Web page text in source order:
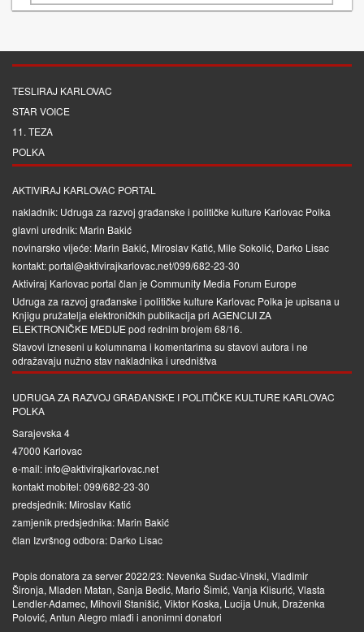
TESLIRAJ KARLOVAC
STAR VOICE
11. TEZA
POLKA
AKTIVIRAJ KARLOVAC PORTAL
nakladnik: Udruga za razvoj građanske i političke kulture Karlovac Polka
glavni urednik: Marin Bakić
novinarsko vijeće: Marin Bakić, Miroslav Katić, Mile Sokolić, Darko Lisac
kontakt: portal@aktivirajkarlovac.net/099/682-23-30
Aktiviraj Karlovac portal član je Community Media Forum Europe
Udruga za razvoj građanske i političke kulture Karlovac Polka je upisana u
Knjigu pružatelja elektroničkih publikacija pri AGENCIJI ZA
ELEKTRONIČKE MEDIJEpod rednim brojem 68/16.
Stavovi izneseni u kolumnama i komentarima su stavovi autora i ne
odražavaju nužno stav nakladnika i uredništva
UDRUGA ZA RAZVOJ GRAĐANSKE I POLITIČKE KULTURE KARLOVAC
POLKA
Sarajevska 4
47000 Karlovac
e-mail: info@aktivirajkarlovac.net
kontakt mobitel: 099/682-23-30
predsjednik: Miroslav Katić
zamjenik predsjednika: Marin Bakić
član Izvršnog odbora: Darko Lisac
Popis donatora za server 2022/23: Nevenka Sudac-Vinski, Vladimir
Šironja, Mladen Matan, Sanja Bedić, Mario Šimić, Vanja Klisurić, Vlasta
Lendler-Adamec, Mihovil Stanišić, Viktor Koska, Lucija Unuk, Draženka
Polović, Antun Alegro mlađi i anonimni donatori